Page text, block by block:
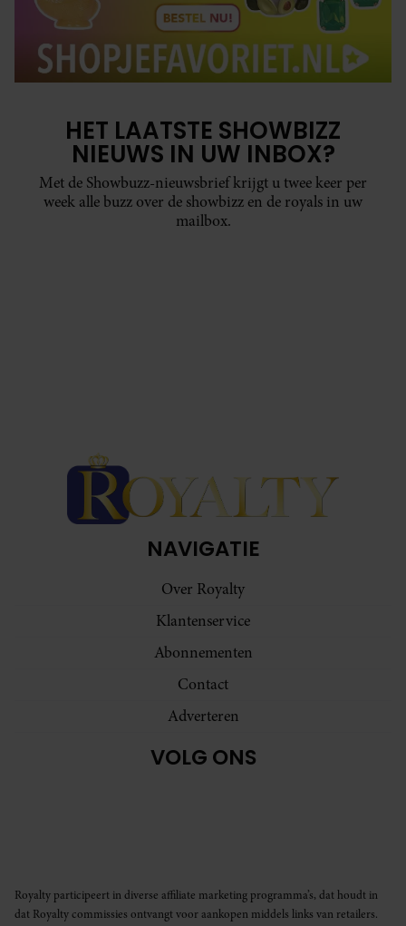
HET LAATSTE SHOWBIZZ
NIEUWS IN UW INBOX?
Met de Showbuzz-nieuwsbrief krijgt u twee keer per
week alle buzz over de showbizz en de royals in uw
mailbox.
NAVIGATIE
Over Royalty
Klantenservice
Abonnementen
Contact
Adverteren
VOLG ONS
Royalty participeert in diverse affiliate marketing programma’s, dat houdt in
dat Royalty commissies ontvangt voor aankopen middels links van retailers.